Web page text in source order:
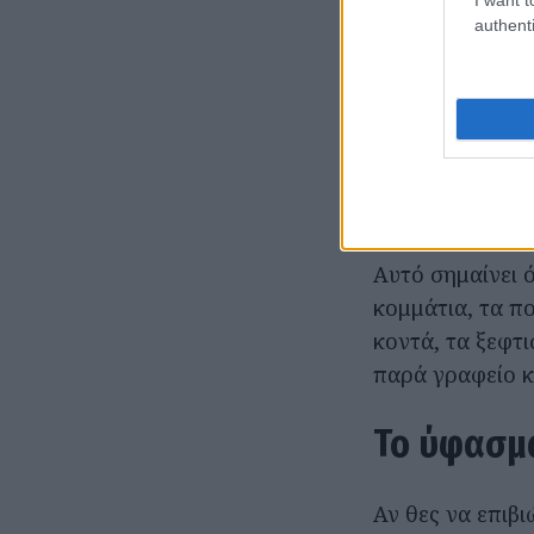
Το πρώτο
ισχύει πάντα.
ζεσταθείς
σωστής
Αυτό σημαίνει
κομμάτια, τα
κοντά, τα
παρά γραφείο
Το
Αν θες να